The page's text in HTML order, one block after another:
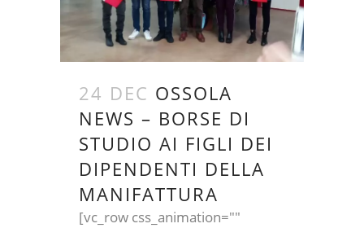
24 DEC OSSOLA
NEWS – BORSE DI
STUDIO AI FIGLI DEI
DIPENDENTI DELLA
MANIFATTURA
[vc_row css_animation=""